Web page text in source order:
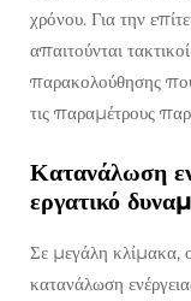
χρόνου. Για την
απαιτούνται
παρακολούθησης
τις παραμέτρους
Κατανάλωση
εργατικό
Σε μεγάλη κλίμακα,
κατανάλωση